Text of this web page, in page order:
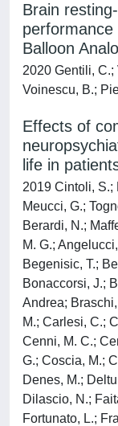
Brain
Balloon
2020 Gentili, C.;
Voinescu, B.;
Effects of
life in
2019 Cintoli, S.;
Meucci, G.;
Berardi, N.;
M. G.;
Begenisic, T.;
Bonaccorsi, J.;
Andrea;
M.; Carlesi, C.;
Cenni, M. C.;
G.; Coscia, M.;
Denes, M.;
Dilascio, N.;
Fortunato, L.;